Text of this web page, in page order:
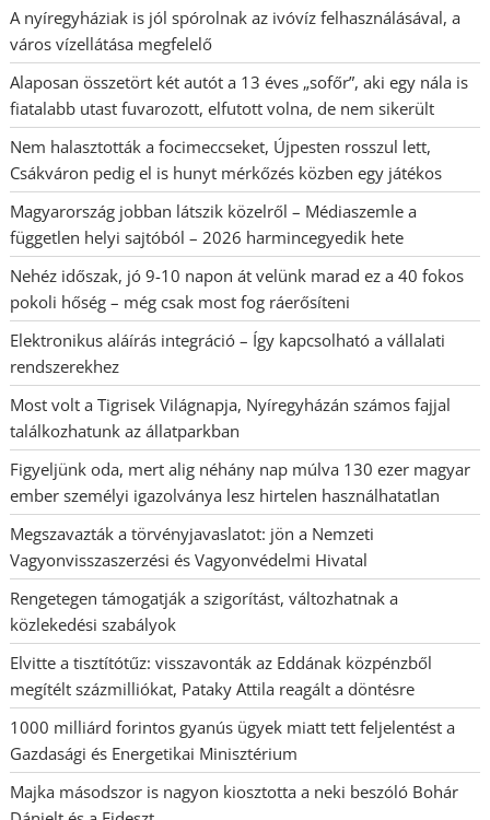
A nyíregyháziak is jól spórolnak az ivóvíz felhasználásával, a
város vízellátása megfelelő
Alaposan összetört két autót a 13 éves „sofőr”, aki egy nála is
fiatalabb utast fuvarozott, elfutott volna, de nem sikerült
Nem halasztották a focimeccseket, Újpesten rosszul lett,
Csákváron pedig el is hunyt mérkőzés közben egy játékos
Magyarország jobban látszik közelről – Médiaszemle a
független helyi sajtóból – 2026 harmincegyedik hete
Nehéz időszak, jó 9-10 napon át velünk marad ez a 40 fokos
pokoli hőség – még csak most fog ráerősíteni
Elektronikus aláírás integráció – Így kapcsolható a vállalati
rendszerekhez
Most volt a Tigrisek Világnapja, Nyíregyházán számos fajjal
találkozhatunk az állatparkban
Figyeljünk oda, mert alig néhány nap múlva 130 ezer magyar
ember személyi igazolványa lesz hirtelen használhatatlan
Megszavazták a törvényjavaslatot: jön a Nemzeti
Vagyonvisszaszerzési és Vagyonvédelmi Hivatal
Rengetegen támogatják a szigorítást, változhatnak a
közlekedési szabályok
Elvitte a tisztítótűz: visszavonták az Eddának közpénzből
megítélt százmilliókat, Pataky Attila reagált a döntésre
1000 milliárd forintos gyanús ügyek miatt tett feljelentést a
Gazdasági és Energetikai Minisztérium
Majka másodszor is nagyon kiosztotta a neki beszóló Bohár